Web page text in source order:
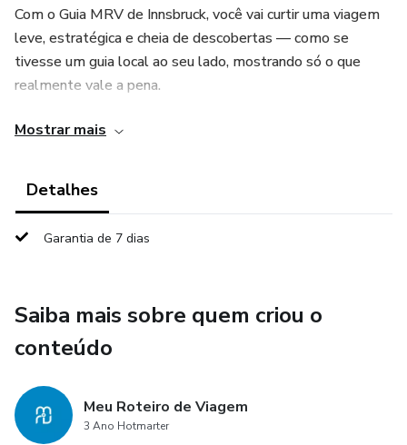
Com o Guia MRV de Innsbruck, você vai curtir uma viagem
leve, estratégica e cheia de descobertas — como se
tivesse um guia local ao seu lado, mostrando só o que
realmente vale a pena.
Conheça Innsbruck com profundidade mesmo em pouco
Descubra paisagens incríveis, restaurantes típicos e
segurança e autonomia, sabendo que cada detalhe já foi
mão.
• Roteiro otimizado de 3 dias com o essencial e o
imperdível
Mostrar mais
Detalhes
Garantia de 7 dias
Saiba mais sobre quem criou o
conteúdo
Meu Roteiro de Viagem
3 Ano Hotmarter